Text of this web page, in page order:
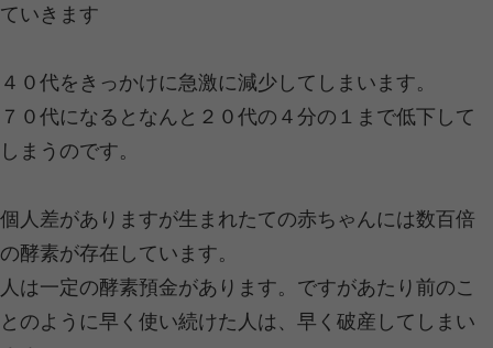
2020.10.13 | Category:未分類,栄養
こんにちは！東金つなぐ整骨院です。
『動物性のタンパク質・植物性のタ
一日に必要量摂取するとしたらどの